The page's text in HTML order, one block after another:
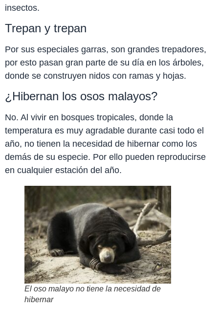
insectos.
Trepan y trepan
Por sus especiales garras, son grandes trepadores,
por esto pasan gran parte de su día en los árboles,
donde se construyen nidos con ramas y hojas.
¿Hibernan los osos malayos?
No. Al vivir en bosques tropicales, donde la
temperatura es muy agradable durante casi todo el
año, no tienen la necesidad de hibernar como los
demás de su especie. Por ello pueden reproducirse
en cualquier estación del año.
El oso malayo no tiene la necesidad de
hibernar